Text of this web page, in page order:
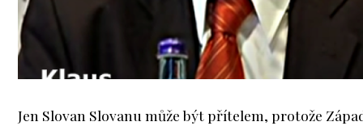
Jen Slovan Slovanu může být přítelem, protože